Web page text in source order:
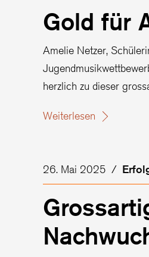
Gold für
Amelie Netzer,
herzlich zu dieser
Weiterlesen
26. Mai 2025 /